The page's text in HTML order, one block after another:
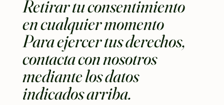
Retirar tu consentimiento
en cualquier momento
Para ejercer tus derechos,
contacta con nosotros
mediante los datos
indicados arriba.